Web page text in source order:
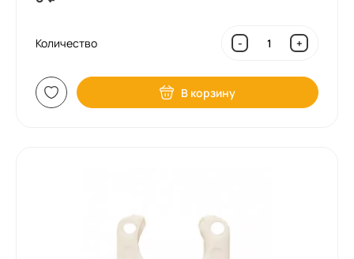
Количество - +
В корзину